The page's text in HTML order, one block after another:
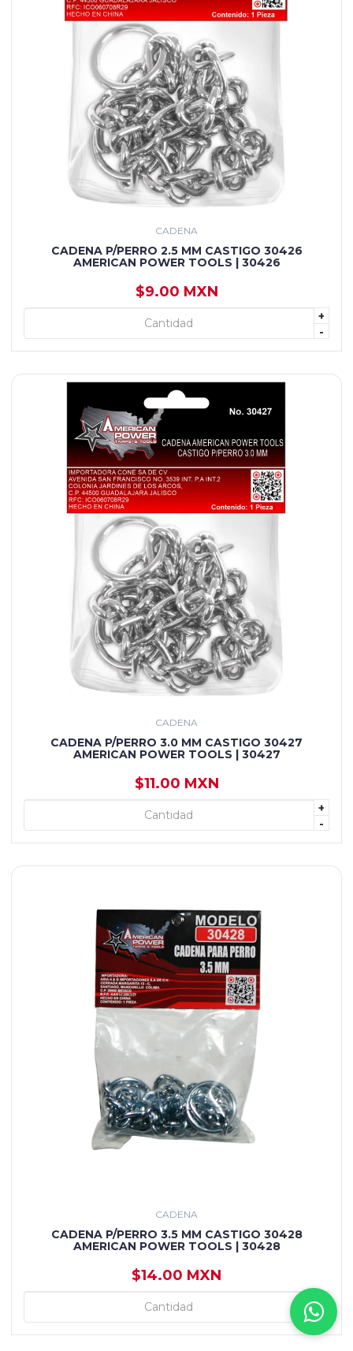
CADENA
CADENA P/PERRO 2.5 MM CASTIGO 30426
AMERICAN POWER TOOLS | 30426
$9.00 MXN
+
-
+ AGREGAR
CADENA
CADENA P/PERRO 3.0 MM CASTIGO 30427
AMERICAN POWER TOOLS | 30427
$11.00 MXN
+
-
+ AGREGAR
CADENA
CADENA P/PERRO 3.5 MM CASTIGO 30428
AMERICAN POWER TOOLS | 30428
$14.00 MXN
+
-
+ AGREGAR